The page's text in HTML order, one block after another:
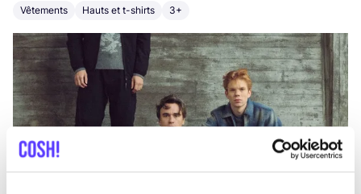
Vêtements Hauts et t-shirts 3+